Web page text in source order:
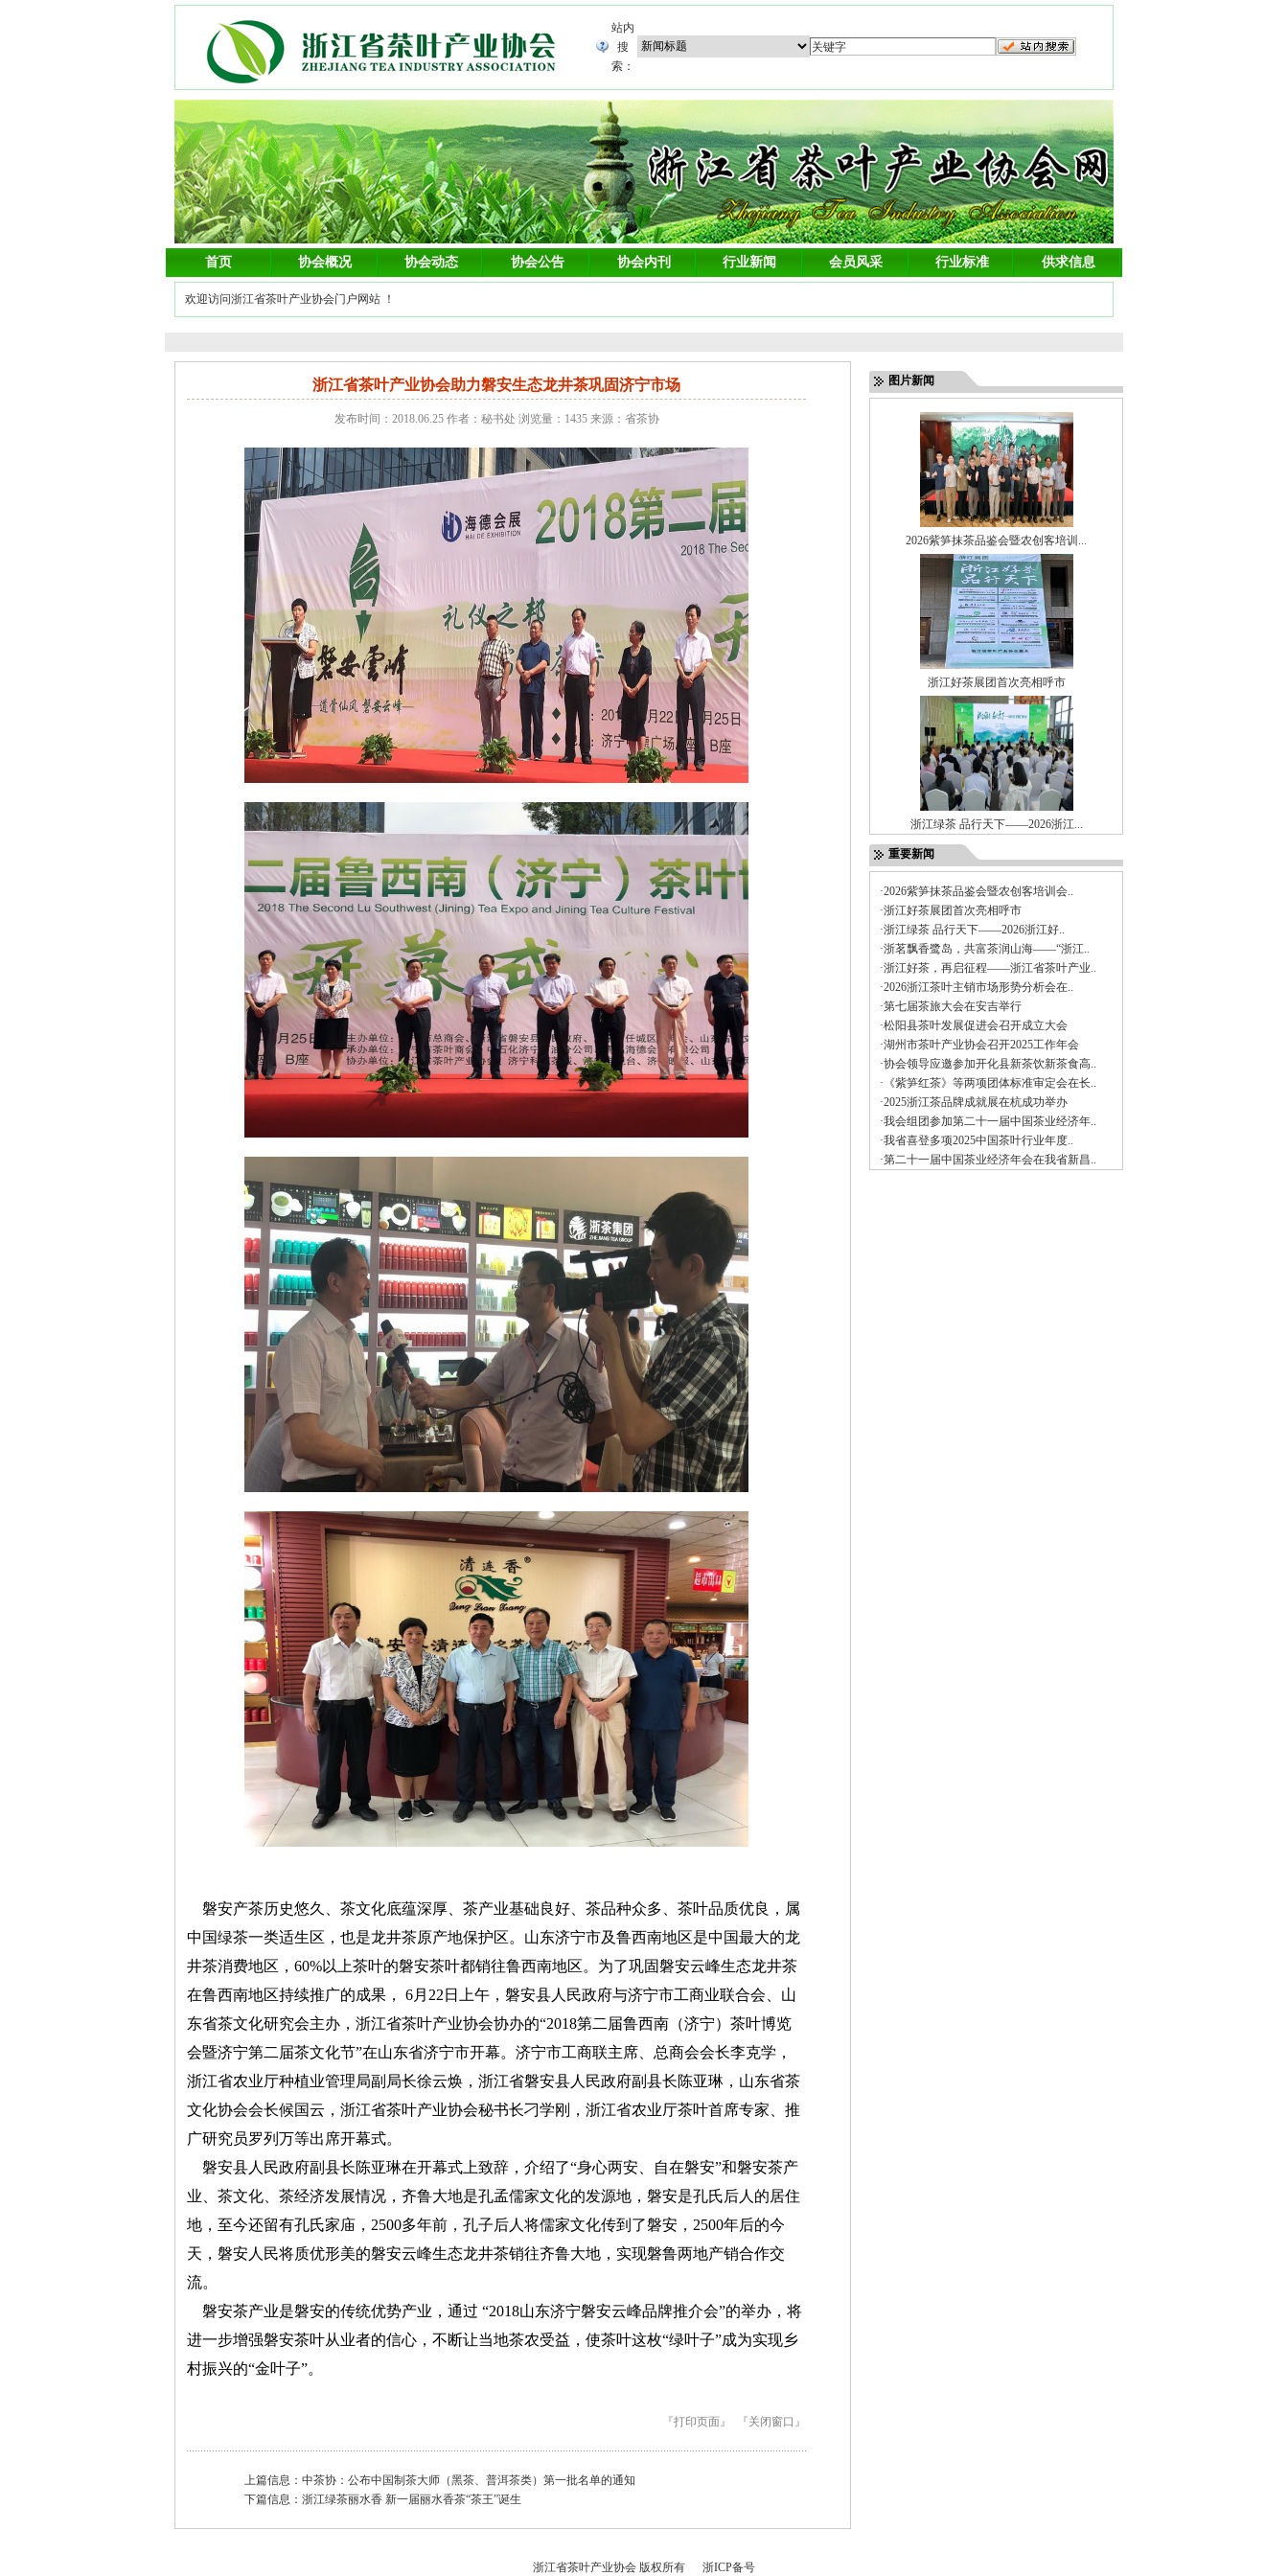
站内
搜
索：
首页 协会概况 协会动态 协会公告 协会内刊 行业新闻 会员风采 行业标准 供求信息
欢迎访问浙江省茶叶产业协会门户网站 ！
浙江省茶叶产业协会助力磐安生态龙井茶巩固济宁市场
发布时间：2018.06.25 作者：秘书处 浏览量：1435 来源：省茶协
磐安产茶历史悠久、茶文化底蕴深厚、茶产业基础良好、茶品种众多、茶叶品质优良，属
中国绿茶一类适生区，也是龙井茶原产地保护区。山东济宁市及鲁西南地区是中国最大的龙
井茶消费地区，60%以上茶叶的磐安茶叶都销往鲁西南地区。为了巩固磐安云峰生态龙井茶
在鲁西南地区持续推广的成果， 6月22日上午，磐安县人民政府与济宁市工商业联合会、山
东省茶文化研究会主办，浙江省茶叶产业协会协办的“2018第二届鲁西南（济宁）茶叶博览
会暨济宁第二届茶文化节”在山东省济宁市开幕。济宁市工商联主席、总商会会长李克学，
浙江省农业厅种植业管理局副局长徐云焕，浙江省磐安县人民政府副县长陈亚琳，山东省茶
文化协会会长候国云，浙江省茶叶产业协会秘书长刁学刚，浙江省农业厅茶叶首席专家、推
广研究员罗列万等出席开幕式。
磐安县人民政府副县长陈亚琳在开幕式上致辞，介绍了“身心两安、自在磐安”和磐安茶产
业、茶文化、茶经济发展情况，齐鲁大地是孔孟儒家文化的发源地，磐安是孔氏后人的居住
地，至今还留有孔氏家庙，2500多年前，孔子后人将儒家文化传到了磐安，2500年后的今
天，磐安人民将质优形美的磐安云峰生态龙井茶销往齐鲁大地，实现磐鲁两地产销合作交
流。
磐安茶产业是磐安的传统优势产业，通过 “2018山东济宁磐安云峰品牌推介会”的举办，将
进一步增强磐安茶叶从业者的信心，不断让当地茶农受益，使茶叶这枚“绿叶子”成为实现乡
村振兴的“金叶子”。
『打印页面』 『关闭窗口』
上篇信息： 中茶协：公布中国制茶大师（黑茶、普洱茶类）第一批名单的通知
下篇信息： 浙江绿茶丽水香 新一届丽水香茶“茶王”诞生
图片新闻
2026紫笋抹茶品鉴会暨农创客培训...
浙江好茶展团首次亮相呼市
浙江绿茶 品行天下——2026浙江...
重要新闻
·2026紫笋抹茶品鉴会暨农创客培训会..
·浙江好茶展团首次亮相呼市
·浙江绿茶 品行天下——2026浙江好..
·浙茗飘香鹭岛，共富茶润山海——“浙江..
·浙江好茶，再启征程——浙江省茶叶产业..
·2026浙江茶叶主销市场形势分析会在..
·第七届茶旅大会在安吉举行
·松阳县茶叶发展促进会召开成立大会
·湖州市茶叶产业协会召开2025工作年会
·协会领导应邀参加开化县新茶饮新茶食高..
·《紫笋红茶》等两项团体标准审定会在长..
·2025浙江茶品牌成就展在杭成功举办
·我会组团参加第二十一届中国茶业经济年..
·我省喜登多项2025中国茶叶行业年度..
·第二十一届中国茶业经济年会在我省新昌..
浙江省茶叶产业协会 版权所有 浙ICP备号